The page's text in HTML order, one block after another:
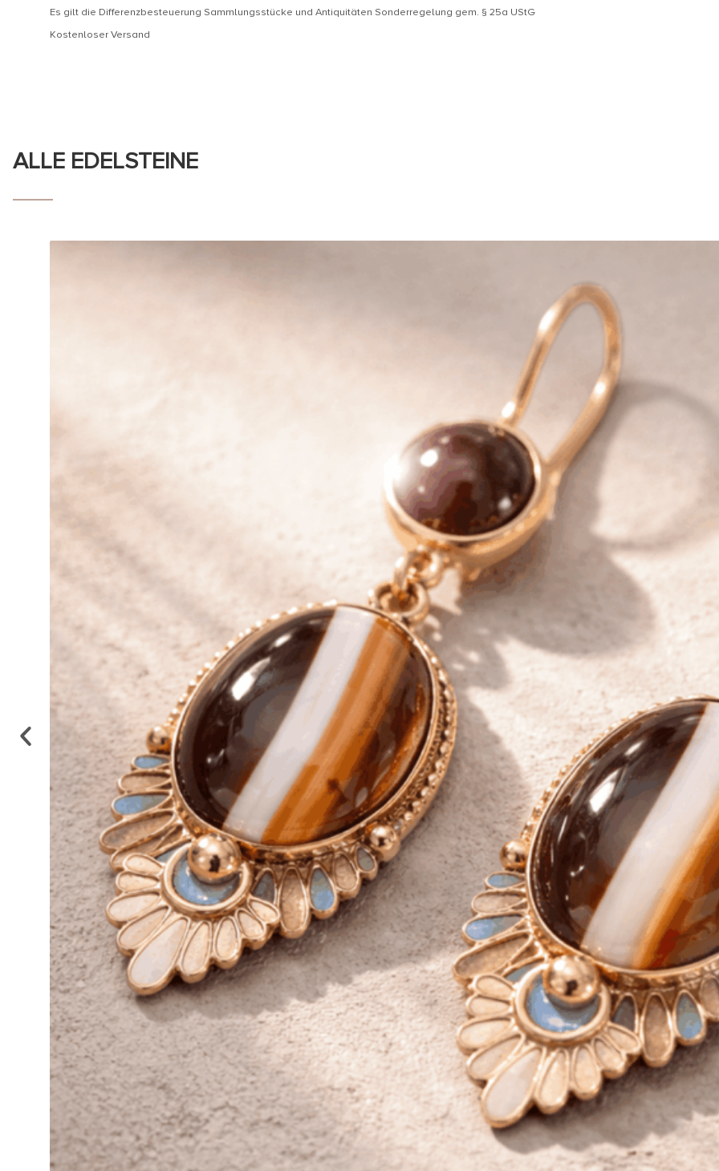
Es gilt die Differenzbesteuerung Sammlungsstücke und Antiquitäten Sonderregelung gem. § 25a UStG
Kostenloser Versand
ALLE EDELSTEINE